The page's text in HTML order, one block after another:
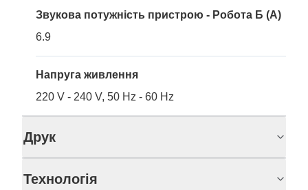
Звукова потужність пристрою - Робота Б (A)
6.9
Напруга живлення
220 V - 240 V, 50 Hz - 60 Hz
Друк
Технологія